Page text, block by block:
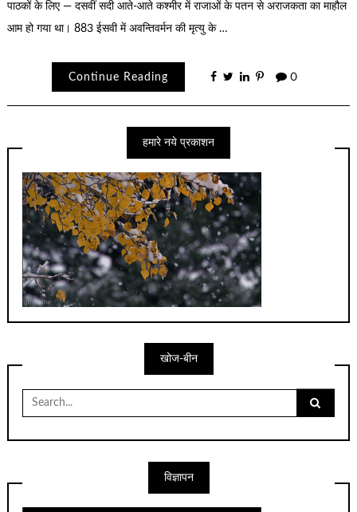
पाठकों के लिए — दसवीं सदी आते-आते कश्मीर में राजाओं के पतन से अराजकता का माहौल
आम हो गया था। 883 ईसवी में अवन्तिवर्मन की मृत्यु के …
Continue Reading 0
हमारे नये प्रकाशन
खोज-बीन
Search
for:
विज्ञापन